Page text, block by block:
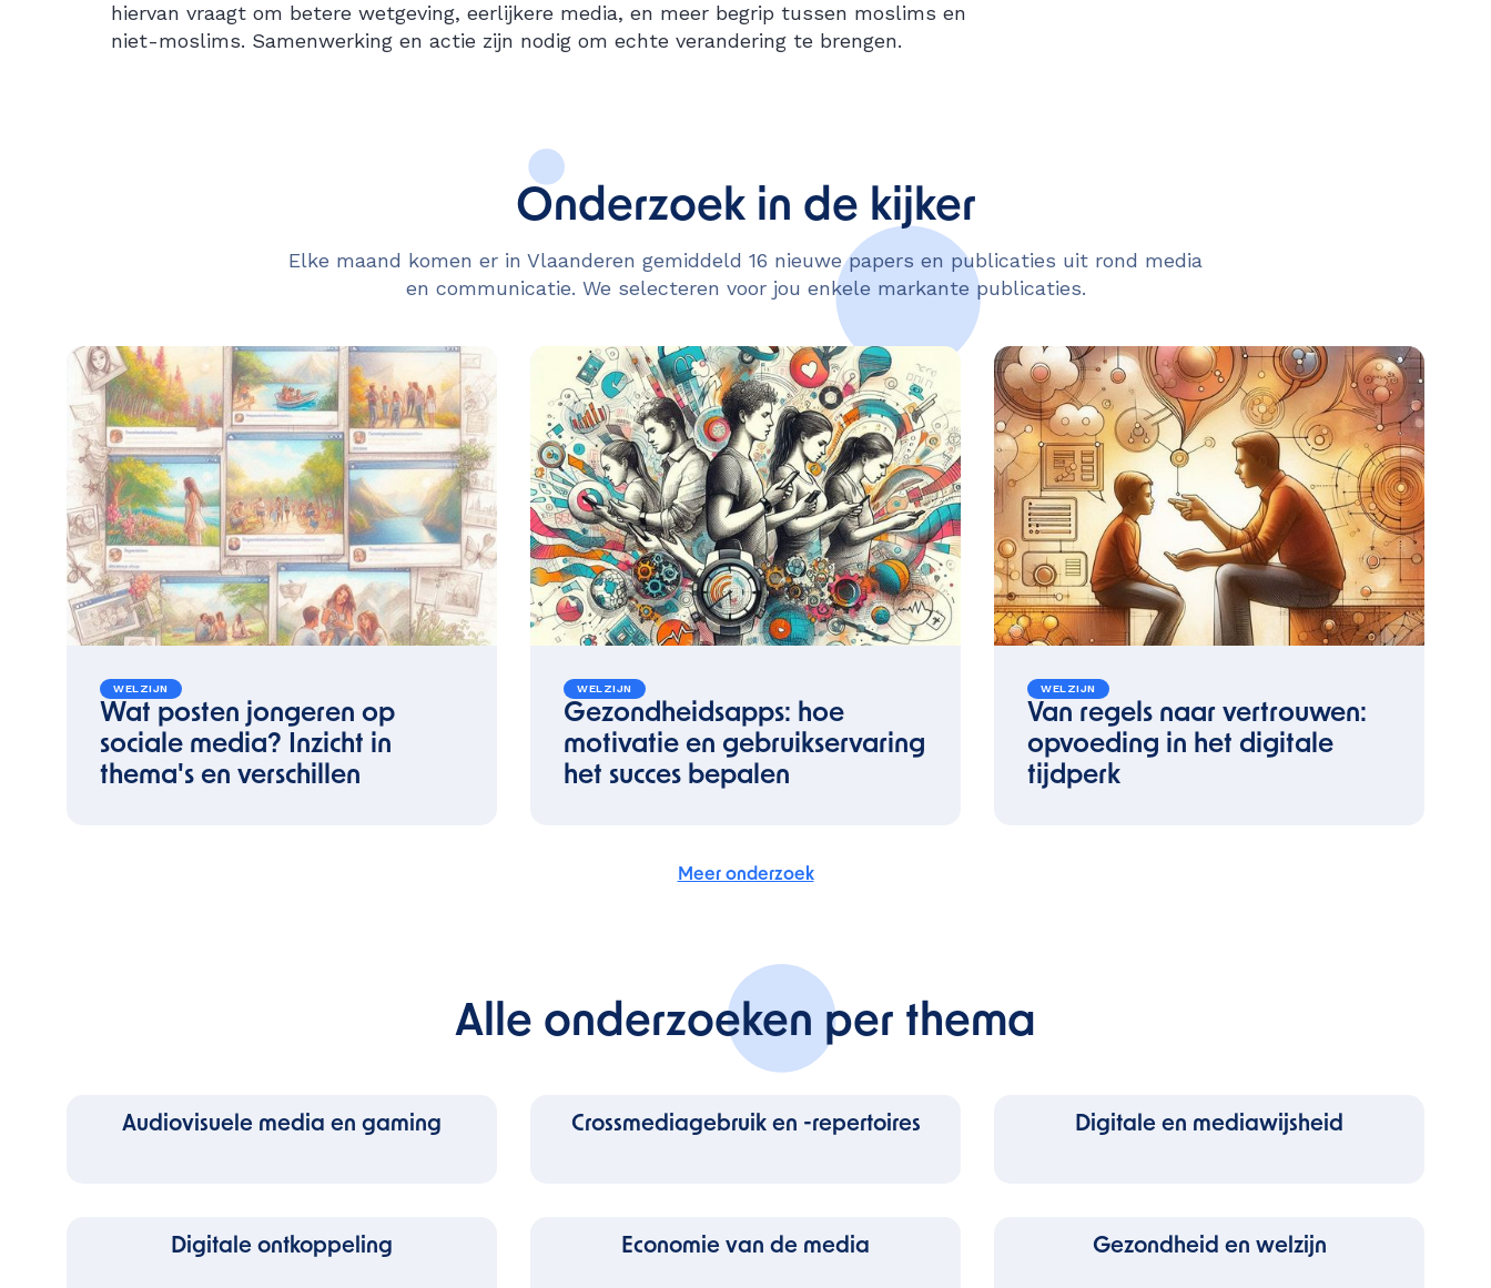
hiervan vraagt om betere wetgeving, eerlijkere media, en meer begrip tussen moslims en
niet-moslims. Samenwerking en actie zijn nodig om echte verandering te brengen.
Onderzoek in de kijker
Elke maand komen er in Vlaanderen gemiddeld 16 nieuwe papers en publicaties uit rond media
en communicatie. We selecteren voor jou enkele markante publicaties.
WELZIJN
Wat posten jongeren op
sociale media? Inzicht in
thema's en verschillen
WELZIJN
Gezondheidsapps: hoe
motivatie en gebruikservaring
het succes bepalen
WELZIJN
Van regels naar vertrouwen:
opvoeding in het digitale
tijdperk
Meer onderzoek
Alle onderzoeken per thema
Audiovisuele media en gaming Crossmediagebruik en -repertoires Digitale en mediawijsheid
Digitale ontkoppeling Economie van de media Gezondheid en welzijn